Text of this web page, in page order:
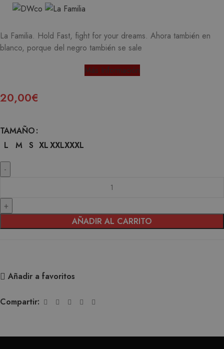
La Familia. Hold Fast, fight for your dreams. Ahora también en
blanco, porque del negro también se sale
Más Información
20,00€
TAMAÑO
L
M S XLXXLXXXL
AÑADIR AL CARRITO
Añadir a favoritos
Compartir: